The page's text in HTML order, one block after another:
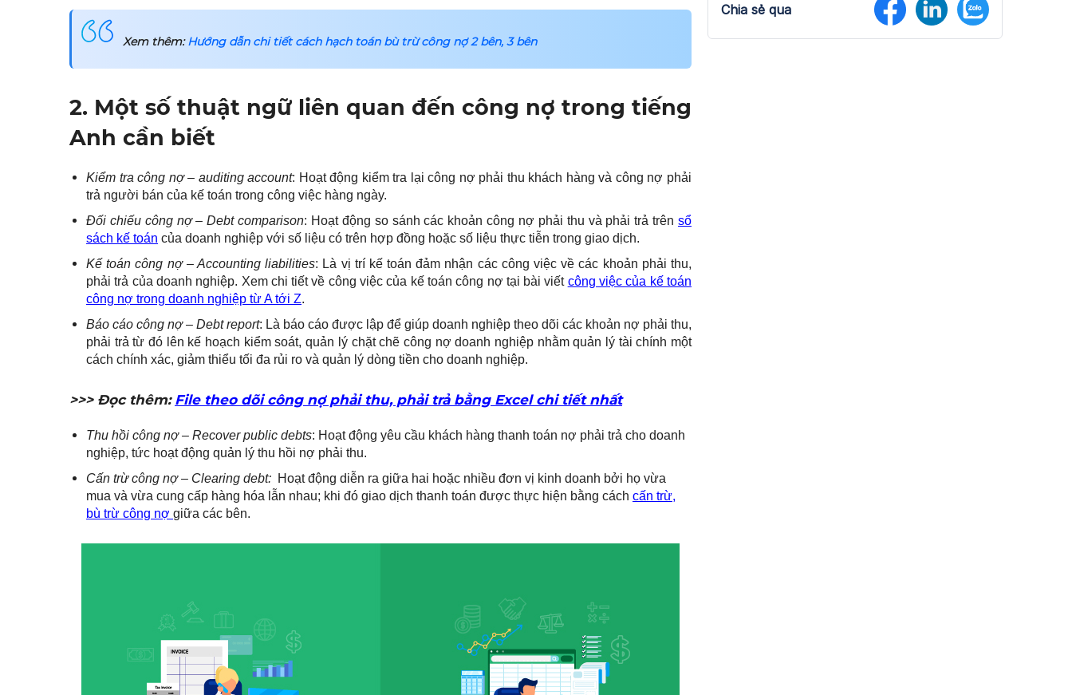
Xem thêm:Hướng dẫn chi tiết cách hạch toán bù trừ công nợ 2 bên, 3 bên
2. Một số thuật ngữ liên quan đến công nợ trong tiếng
Anh cần biết
Kiểm tra công nợ – auditing account: Hoạt động kiểm tra lại công nợ phải thu khách hàng và công nợ phải
trả người bán của kế toán trong công việc hàng ngày.
Đối chiếu công nợ – Debt comparison: Hoạt động so sánh các khoản công nợ phải thu và phải trả trênsổ
sách kế toán của doanh nghiệp với số liệu có trên hợp đồng hoặc số liệu thực tiễn trong giao dịch.
Kế toán công nợ – Accounting liabilities: Là vị trí kế toán đảm nhận các công việc về các khoản phải thu,
phải trả của doanh nghiệp. Xem chi tiết về công việc của kế toán công nợ tại bài viết công việc của kế toán
công nợ trong doanh nghiệp từ A tới Z.
Báo cáo công nợ – Debt report: Là báo cáo được lập để giúp doanh nghiệp theo dõi các khoản nợ phải thu,
phải trả từ đó lên kế hoạch kiểm soát, quản lý chặt chẽ công nợ doanh nghiệp nhằm quản lý tài chính một
cách chính xác, giảm thiểu tối đa rủi ro và quản lý dòng tiền cho doanh nghiệp.
>>> Đọc thêm: File theo dõi công nợ phải thu, phải trả bằng Excel chi tiết nhất
Thu hồi công nợ – Recover public debts: Hoạt động yêu cầu khách hàng thanh toán nợ phải trả cho doanh
nghiệp, tức hoạt động quản lý thu hồi nợ phải thu.
Cấn trừ công nợ – Clearing debt: Hoạt động diễn ra giữa hai hoặc nhiều đơn vị kinh doanh bởi họ vừa
mua và vừa cung cấp hàng hóa lẫn nhau; khi đó giao dịch thanh toán được thực hiện bằng cách cấn trừ,
bù trừ công nợ giữa các bên.
Chia sẻ qua